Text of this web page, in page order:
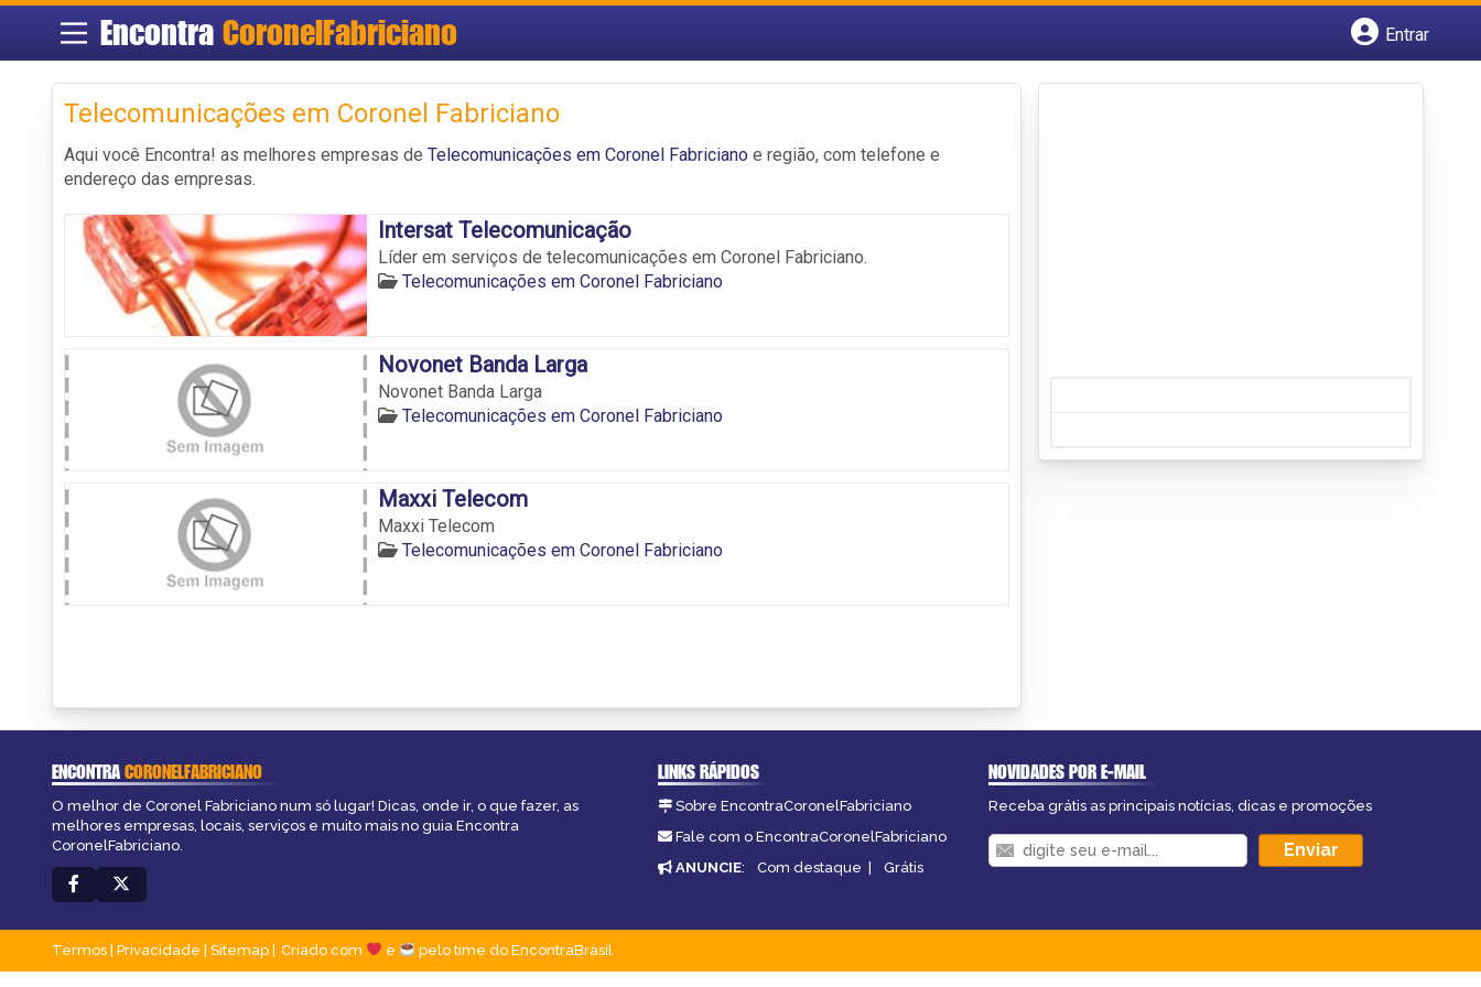
Encontra CoronelFabriciano
Entrar
Telecomunicações em Coronel Fabriciano
Aqui você Encontra! as melhores empresas de Telecomunicações em Coronel Fabriciano e região, com telefone e
endereço das empresas.
Intersat Telecomunicação
Líder em serviços de telecomunicações em Coronel Fabriciano.
Telecomunicações em Coronel Fabriciano
Novonet Banda Larga
Novonet Banda Larga
Telecomunicações em Coronel Fabriciano
Maxxi Telecom
Maxxi Telecom
Telecomunicações em Coronel Fabriciano
ENCONTRACORONELFABRICIANO
O melhor de Coronel Fabriciano num só lugar! Dicas, onde ir, o que fazer, as
melhores empresas, locais, serviços e muito mais no guia Encontra
CoronelFabriciano.
LINKS RÁPIDOS
Sobre EncontraCoronelFabriciano
Fale com o EncontraCoronelFabriciano
ANUNCIE: Com destaque | Grátis
NOVIDADES POR E-MAIL
Receba grátis as principais notícias, dicas e promoções
Termos | Privacidade | Sitemap Criado com e pelo time do EncontraBrasil